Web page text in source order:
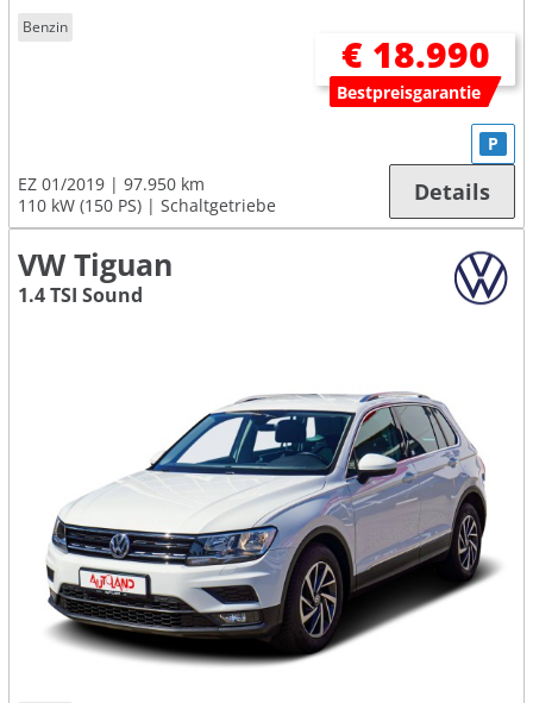
Benzin
€ 18.990
Bestpreisgarantie
EZ 01/2019
97.950 km
110 kW (150 PS)
Schaltgetriebe
P
Details
VW Tiguan
1.4 TSI Sound